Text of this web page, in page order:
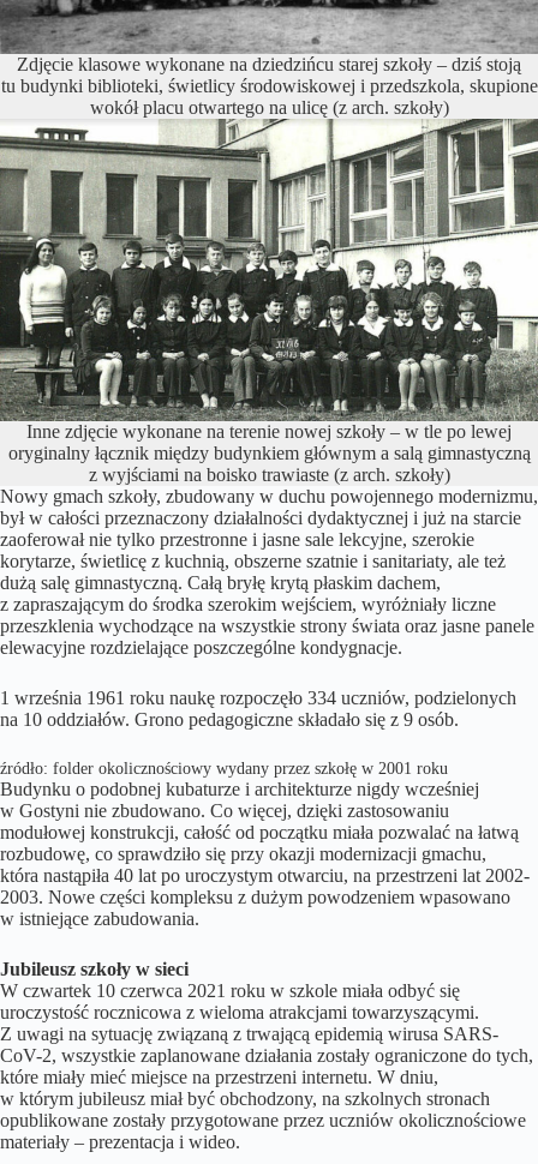
Zdjęcie klasowe wykonane na dziedzińcu starej szkoły – dziś stoją
tu budynki biblioteki, świetlicy środowiskowej i przedszkola, skupione
wokół placu otwartego na ulicę (z arch. szkoły)
Inne zdjęcie wykonane na terenie nowej szkoły – w tle po lewej
oryginalny łącznik między budynkiem głównym a salą gimnastyczną
z wyjściami na boisko trawiaste (z arch. szkoły)
Nowy gmach szkoły, zbudowany w duchu powojennego modernizmu,
był w całości przeznaczony działalności dydaktycznej i już na starcie
zaoferował nie tylko przestronne i jasne sale lekcyjne, szerokie
korytarze, świetlicę z kuchnią, obszerne szatnie i sanitariaty, ale też
dużą salę gimnastyczną. Całą bryłę krytą płaskim dachem,
z zapraszającym do środka szerokim wejściem, wyróżniały liczne
przeszklenia wychodzące na wszystkie strony świata oraz jasne panele
elewacyjne rozdzielające poszczególne kondygnacje.
1 września 1961 roku naukę rozpoczęło 334 uczniów, podzielonych
na 10 oddziałów. Grono pedagogiczne składało się z 9 osób.
źródło: folder okolicznościowy wydany przez szkołę w 2001 roku
Budynku o podobnej kubaturze i architekturze nigdy wcześniej
w Gostyni nie zbudowano. Co więcej, dzięki zastosowaniu
modułowej konstrukcji, całość od początku miała pozwalać na łatwą
rozbudowę, co sprawdziło się przy okazji modernizacji gmachu,
która nastąpiła 40 lat po uroczystym otwarciu, na przestrzeni lat 2002-
2003. Nowe części kompleksu z dużym powodzeniem wpasowano
w istniejące zabudowania.
Jubileusz szkoły w sieci
W czwartek 10 czerwca 2021 roku w szkole miała odbyć się
uroczystość rocznicowa z wieloma atrakcjami towarzyszącymi.
Z uwagi na sytuację związaną z trwającą epidemią wirusa SARS-
CoV-2, wszystkie zaplanowane działania zostały ograniczone do tych,
które miały mieć miejsce na przestrzeni internetu. W dniu,
w którym jubileusz miał być obchodzony, na szkolnych stronach
opublikowane zostały przygotowane przez uczniów okolicznościowe
materiały – prezentacja i wideo.